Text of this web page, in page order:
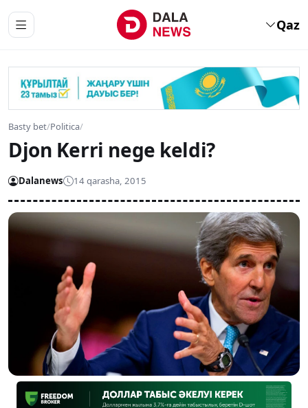
Qaz
Basty bet/Politica/
Djon Kerri nege keldi?
Dalanews 14 qarasha, 2015